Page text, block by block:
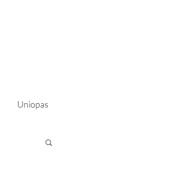
Uniopas